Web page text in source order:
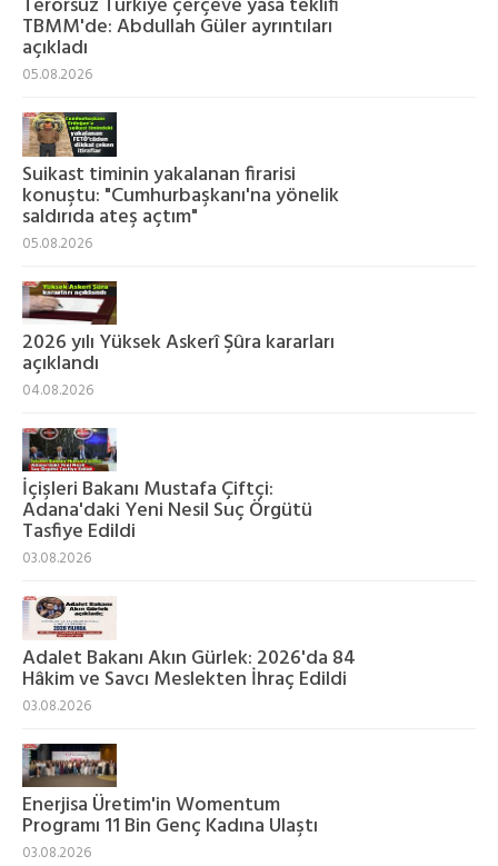
Terörsüz Türkiye çerçeve yasa teklifi
TBMM'de: Abdullah Güler ayrıntıları
açıkladı
05.08.2026
Suikast timinin yakalanan firarisi
konuştu: "Cumhurbaşkanı'na yönelik
saldırıda ateş açtım"
05.08.2026
2026 yılı Yüksek Askerî Şûra kararları
açıklandı
04.08.2026
İçişleri Bakanı Mustafa Çiftçi:
Adana'daki Yeni Nesil Suç Örgütü
Tasfiye Edildi
03.08.2026
Adalet Bakanı Akın Gürlek: 2026'da 84
Hâkim ve Savcı Meslekten İhraç Edildi
03.08.2026
Enerjisa Üretim'in Womentum
Programı 11 Bin Genç Kadına Ulaştı
03.08.2026